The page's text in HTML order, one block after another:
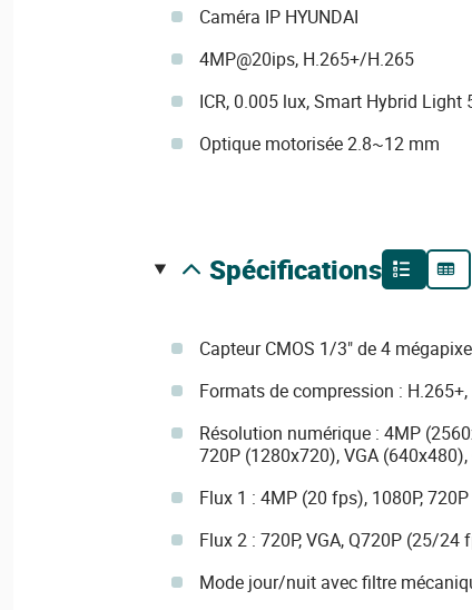
Caméra IP HYUNDAI
4MP@20ips, H.265+/H.265
ICR, 0.005 lux, Smart Hybrid Light
Optique motorisée 2.8~12 mm
spécifications
Capteur CMOS 1/3" de 4
Formats de compression :
Résolution numérique : 4MP
720P (1280x720), VGA
Flux 1 : 4MP (20 fps), 1080P,
Flux 2 : 720P, VGA, Q720P (25/24
Mode jour/nuit avec filtre